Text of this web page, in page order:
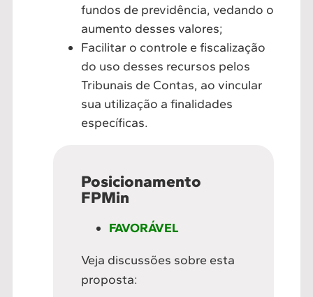
fundos de previdência, vedando o
aumento desses valores;
Facilitar o controle e fiscalização
do uso desses recursos pelos
Tribunais de Contas, ao vincular
sua utilização a finalidades
específicas.
Posicionamento
FPMin
FAVORÁVEL
Veja discussões sobre esta
proposta: